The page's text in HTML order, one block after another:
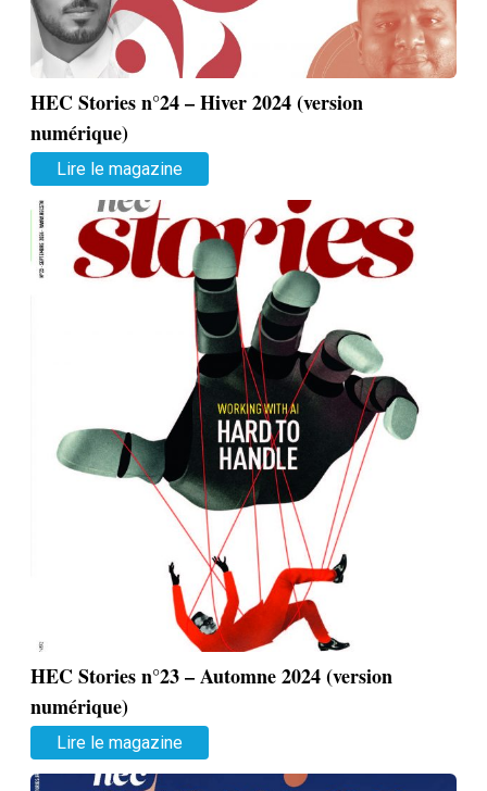
HEC Stories n°24 – Hiver 2024 (version
numérique)
Lire le magazine
HEC Stories n°23 – Automne 2024 (version
numérique)
Lire le magazine